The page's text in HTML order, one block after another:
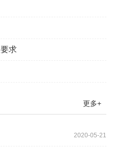
求
更多+
2020-05-21